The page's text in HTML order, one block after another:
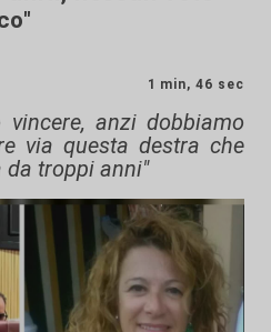
1 min, 46 sec
vincere, anzi dobbiamo
via questa destra che
da troppi anni"